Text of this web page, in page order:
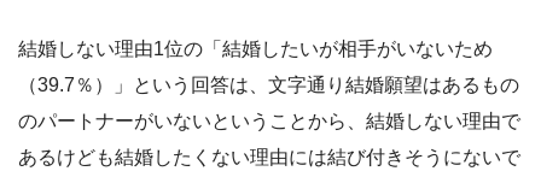
結婚しない理由1位の「結婚したいが相手がいないため
（39.7％）」という回答は、文字通り結婚願望はあるもの
のパートナーがいないということから、結婚しない理由で
あるけども結婚したくない理由には結び付きそうにないで